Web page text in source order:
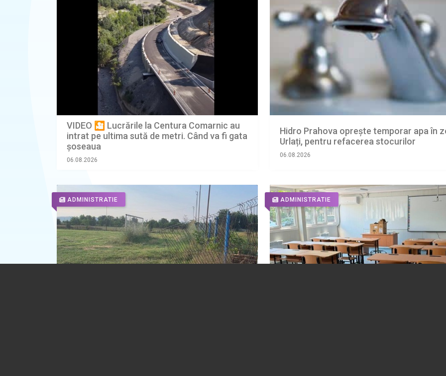
VIDEO 🎦 Lucrările la Centura Comarnic au
intrat pe ultima sută de metri. Când va fi gata
șoseaua
06.08.2026
Hidro Prahova oprește temporar apa în
Urlați, pentru refacerea stocurilor
06.08.2026
ADMINISTRATIE ADMINISTRATIE